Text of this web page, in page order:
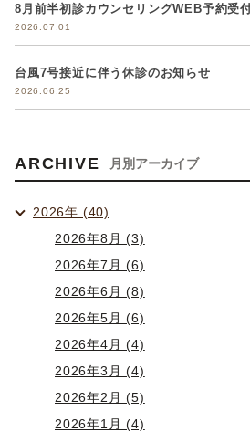
8月前半初診カウンセリングWEB予約受
2026.07.01
台風7号接近に伴う休診のお知らせ
2026.06.25
ARCHIVE 月別アーカイブ
2026年 (40)
2026年8月 (3)
2026年7月 (6)
2026年6月 (8)
2026年5月 (6)
2026年4月 (4)
2026年3月 (4)
2026年2月 (5)
2026年1月 (4)